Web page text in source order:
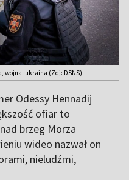
wojna, ukraina (Zdj: DSNS)
Odessy Hennadij
ofiar to
brzeg Morza
wideo nazwał on
nieludźmi,